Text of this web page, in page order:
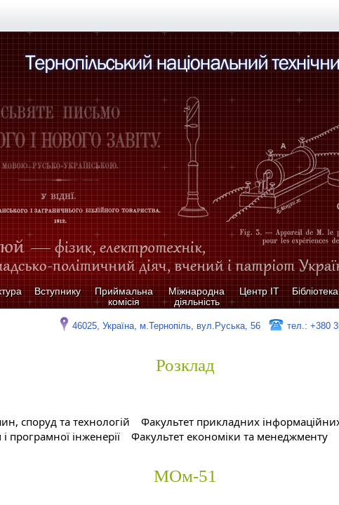
Вступнику
Приймальна
комісія
Міжнародна
діяльність
Центр ІТ Бібліотека
46025, Україна, м.Тернопіль, вул.Руська, 56 тел.: +380
Розклад
споруд та технологій Факультет прикладних
програмної інженерії
Факультет економіки та менеджменту
МОм-51